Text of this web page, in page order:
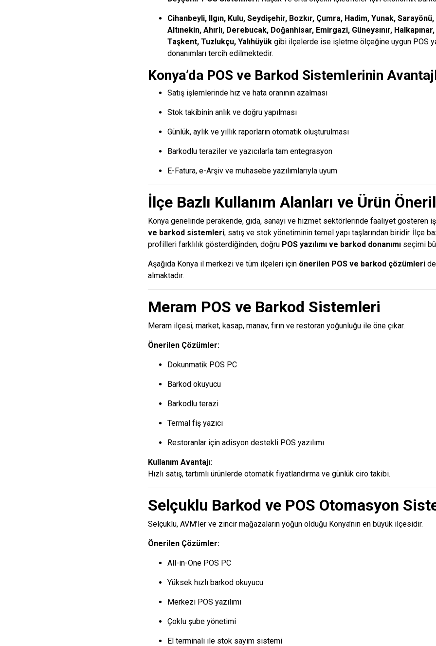
Cihanbeyli, Ilgın, Kulu, Seydişehir, Bozkır, Çumra, Hadim, Yunak, Sarayönü,
Altınekin, Ahırlı, Derebucak, Doğanhisar, Emirgazi, Güneysınır,
Taşkent, Tuzlukçu, Yalıhüyükgibi ilçelerde ise işletme ölçeğine uygun POS
donanımları tercih edilmektedir.
Konya’da POS ve Barkod Sistemlerinin
Satış işlemlerinde hız ve hata oranının azalması
Stok takibinin anlık ve doğru yapılması
Günlük, aylık ve yıllık raporların otomatik oluşturulması
Barkodlu teraziler ve yazıcılarla tam entegrasyon
E-Fatura, e-Arşiv ve muhasebe yazılımlarıyla uyum
İlçe Bazlı Kullanım Alanları ve Ürün
Konya genelinde perakende, gıda, sanayi ve hizmet sektörlerinde faaliyet gösteren
ve barkod sistemleri, satış ve stok yönetiminin temel yapı taşlarından biridir. İlçe
profilleri farklılık gösterdiğinden, doğru POS yazılımı ve barkod donanımıseçimi
Aşağıda Konya il merkezi ve tüm ilçeleri için önerilen POS ve barkod çözümleri
almaktadır.
Meram POS ve Barkod Sistemleri
Meram ilçesi; market, kasap, manav, fırın ve restoran yoğunluğu ile öne çıkar.
Önerilen Çözümler:
Dokunmatik POS PC
Barkod okuyucu
Barkodlu terazi
Termal fiş yazıcı
Restoranlar için adisyon destekli POS yazılımı
Kullanım Avantajı:
Hızlı satış, tartımlı ürünlerde otomatik fiyatlandırma ve günlük ciro takibi.
Selçuklu Barkod ve POS Otomasyon
Selçuklu, AVM’ler ve zincir mağazaların yoğun olduğu Konya’nın en büyük ilçesidir.
Önerilen Çözümler:
All-in-One POS PC
Yüksek hızlı barkod okuyucu
Merkezi POS yazılımı
Çoklu şube yönetimi
El terminali ile stok sayım sistemi